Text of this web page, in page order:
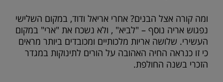
ומה קורה אצל הבנים? אחרי אריאל ודוד, במקום השלישי
נפגוש אריה נוסף – "לביא" , ולא נשכח את "ארי" במקום
העשירי. שלושה אריות מלכותיים ומכובדים ביותר מראים
כי זו כנראה החיה האהובה על הורים לתינוקות במגדר
הזכרי בשנה החולפת.